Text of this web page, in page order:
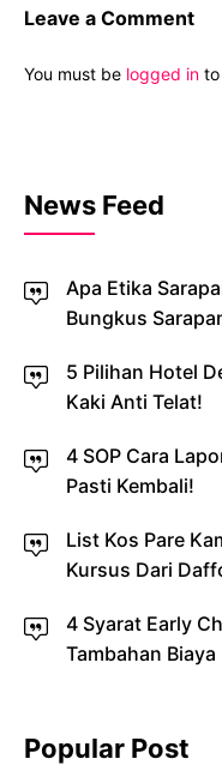
Leave a Comment
You must be logged in
News Feed
Apa Etika
Bungkus
5 Pilihan Hotel
Kaki Anti Telat!
4 SOP Cara
Pasti Kembali!
List Kos Pare
Kursus Dari
4 Syarat Early
Tambahan
Popular Post